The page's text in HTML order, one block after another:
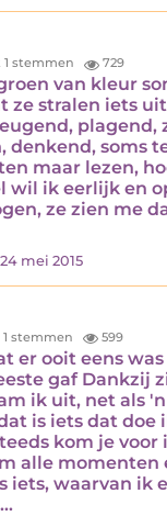
1 stemmen 729
van kleur
ze stralen iets
plagend,
denkend, soms
maar lezen,
wil ik eerlijk en
ze zien me
24 mei 2015
1 stemmen 599
er ooit eens
gaf Dankzij
ik uit, net als
is iets dat doe
kom je voor
alle momenten
iets, waarvan ik